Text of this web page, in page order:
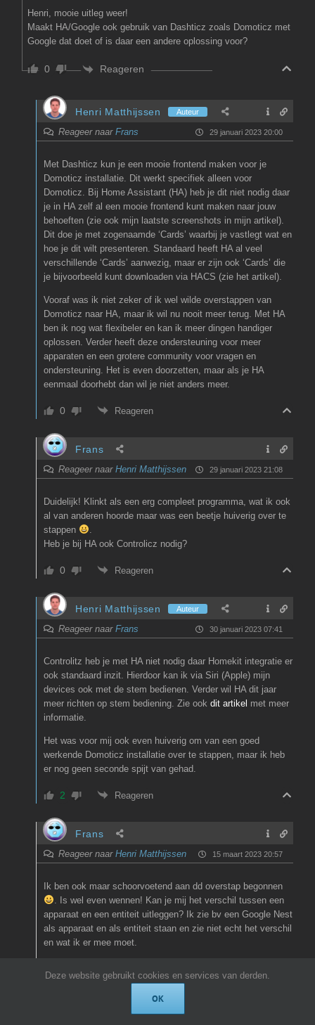
Henri, mooie uitleg weer!
Maakt HA/Google ook gebruik van Dashticz zoals Domoticz met
Google dat doet of is daar een andere oplossing voor?
0 Reageren
Henri Matthijssen Auteur
Reageer naar Frans 29 januari 2023 20:00
Met Dashticz kun je een mooie frontend maken voor je
Domoticz installatie. Dit werkt specifiek alleen voor
Domoticz. Bij Home Assistant (HA) heb je dit niet nodig daar
je in HA zelf al een mooie frontend kunt maken naar jouw
behoeften (zie ook mijn laatste screenshots in mijn artikel).
Dit doe je met zogenaamde ‘Cards’ waarbij je vastlegt wat en
hoe je dit wilt presenteren. Standaard heeft HA al veel
verschillende ‘Cards’ aanwezig, maar er zijn ook ‘Cards’ die
je bijvoorbeeld kunt downloaden via HACS (zie het artikel).
Vooraf was ik niet zeker of ik wel wilde overstappen van
Domoticz naar HA, maar ik wil nu nooit meer terug. Met HA
ben ik nog wat flexibeler en kan ik meer dingen handiger
oplossen. Verder heeft deze ondersteuning voor meer
apparaten en een grotere community voor vragen en
ondersteuning. Het is even doorzetten, maar als je HA
eenmaal doorhebt dan wil je niet anders meer.
0 Reageren
Frans
Reageer naar Henri Matthijssen 29 januari 2023 21:08
Duidelijk! Klinkt als een erg compleet programma, wat ik ook
al van anderen hoorde maar was een beetje huiverig over te
stappen
.
Heb je bij HA ook Controlicz nodig?
0 Reageren
Henri Matthijssen Auteur
Reageer naar Frans 30 januari 2023 07:41
Controlitz heb je met HA niet nodig daar Homekit integratie er
ook standaard inzit. Hierdoor kan ik via Siri (Apple) mijn
devices ook met de stem bedienen. Verder wil HA dit jaar
meer richten op stem bediening. Zie ook dit artikel met meer
informatie.
Het was voor mij ook even huiverig om van een goed
werkende Domoticz installatie over te stappen, maar ik heb
er nog geen seconde spijt van gehad.
2 Reageren
Frans
Reageer naar Henri Matthijssen 15 maart 2023 20:57
Ik ben ook maar schoorvoetend aan dd overstap begonnen
. Is wel even wennen! Kan je mij het verschil tussen een
apparaat en een entiteit uitleggen? Ik zie bv een Google Nest
als apparaat en als entiteit staan en zie niet echt het verschil
en wat ik er mee moet.
Reageren
Deze website gebruikt cookies en services van derden.
OK